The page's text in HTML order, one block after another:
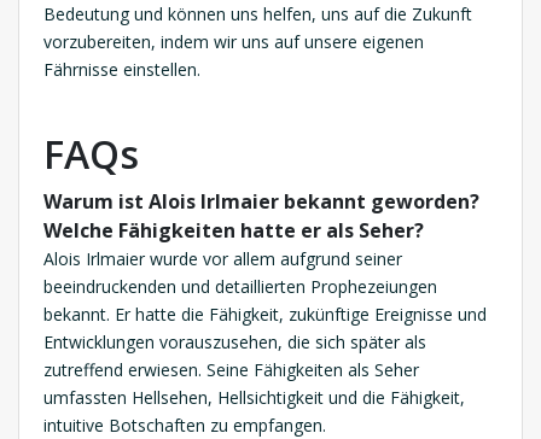
Bedeutung und können uns helfen, uns auf die Zukunft
vorzubereiten, indem wir uns auf unsere eigenen
Fährnisse einstellen.
FAQs
Warum ist Alois Irlmaier bekannt geworden?
Welche Fähigkeiten hatte er als Seher?
Alois Irlmaier wurde vor allem aufgrund seiner
beeindruckenden und detaillierten Prophezeiungen
bekannt. Er hatte die Fähigkeit, zukünftige Ereignisse und
Entwicklungen vorauszusehen, die sich später als
zutreffend erwiesen. Seine Fähigkeiten als Seher
umfassten Hellsehen, Hellsichtigkeit und die Fähigkeit,
intuitive Botschaften zu empfangen.